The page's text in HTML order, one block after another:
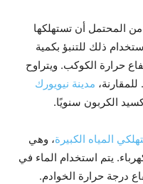
المحتمل أن تستهلكها
ذلك للتنبؤ بكمية
حرارة الكوكب. ويتراوح
مدينة نيويورك
المياه الكبيرة، وهي
يتم استخدام الماء في
درجة حرارة الخوادم.